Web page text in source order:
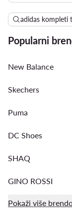
adidas kompleti
Popularni
New Balance
Skechers
Puma
DC Shoes
SHAQ
GINO ROSSI
Pokaži više